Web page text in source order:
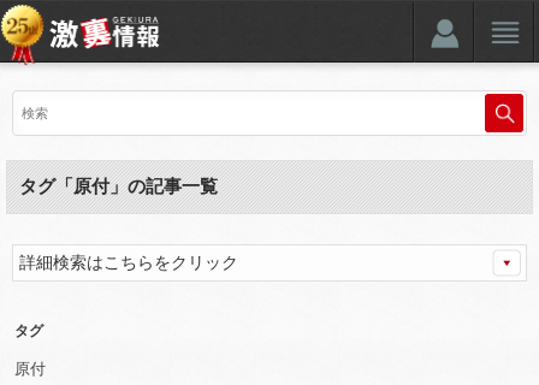
タグ「原付」の記事一覧
詳細検索はこちらをクリック
タグ
原付